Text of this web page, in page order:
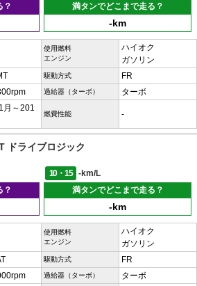
？
満タンでどこまで走る？
-km
使用燃料
エンジン
ハイオク
ガソリン
駆動方式 FR
過給器（ターボ） ターボ
月～201
燃費性能 -
ドライブロジック
10・15
-km/L
？
満タンでどこまで走る？
-km
使用燃料
エンジン
ハイオク
ガソリン
駆動方式 FR
過給器（ターボ） ターボ